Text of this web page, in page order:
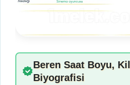
Beren Saat Boyu,
Biyografisi